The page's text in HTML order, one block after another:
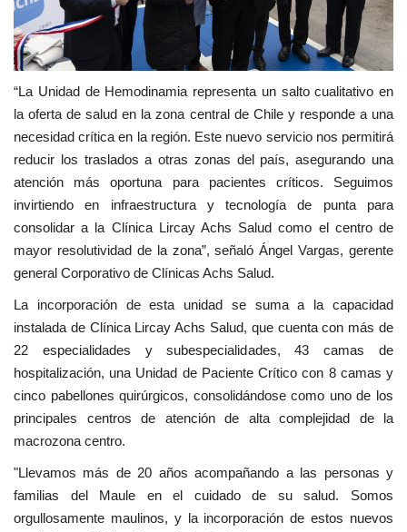
“La Unidad de Hemodinamia representa un salto cualitativo en
la oferta de salud en la zona central de Chile y responde a una
necesidad crítica en la región. Este nuevo servicio nos permitirá
reducir los traslados a otras zonas del país, asegurando una
atención más oportuna para pacientes críticos. Seguimos
invirtiendo en infraestructura y tecnología de punta para
consolidar a la Clínica Lircay Achs Salud como el centro de
mayor resolutividad de la zona”, señaló Ángel Vargas, gerente
general Corporativo de Clínicas Achs Salud.
La incorporación de esta unidad se suma a la capacidad
instalada de Clínica Lircay Achs Salud, que cuenta con más de
22 especialidades y subespecialidades, 43 camas de
hospitalización, una Unidad de Paciente Crítico con 8 camas y
cinco pabellones quirúrgicos, consolidándose como uno de los
principales centros de atención de alta complejidad de la
macrozona centro.
"Llevamos más de 20 años acompañando a las personas y
familias del Maule en el cuidado de su salud. Somos
orgullosamente maulinos, y la incorporación de estos nuevos